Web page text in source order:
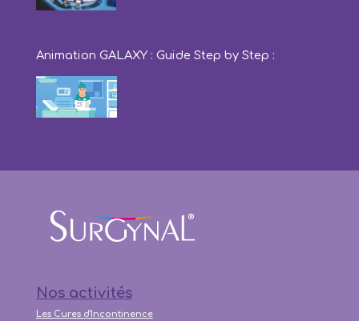
Animation GALAXY : Guide Step by Step :
Nos activités
Les Cures d'Incontinence